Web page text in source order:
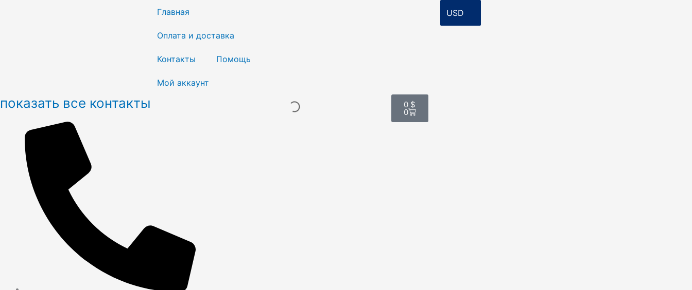
Главная
Оплата и доставка
Контакты Помощь
Мой аккаунт
показать все контакты 0 $
0
Корзина